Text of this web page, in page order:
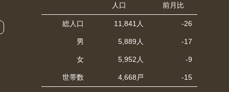
人口 前月比
総人口 11,841人 -26
男 5,889人 -17
女 5,952人 -9
世帯数 4,668戸 -15